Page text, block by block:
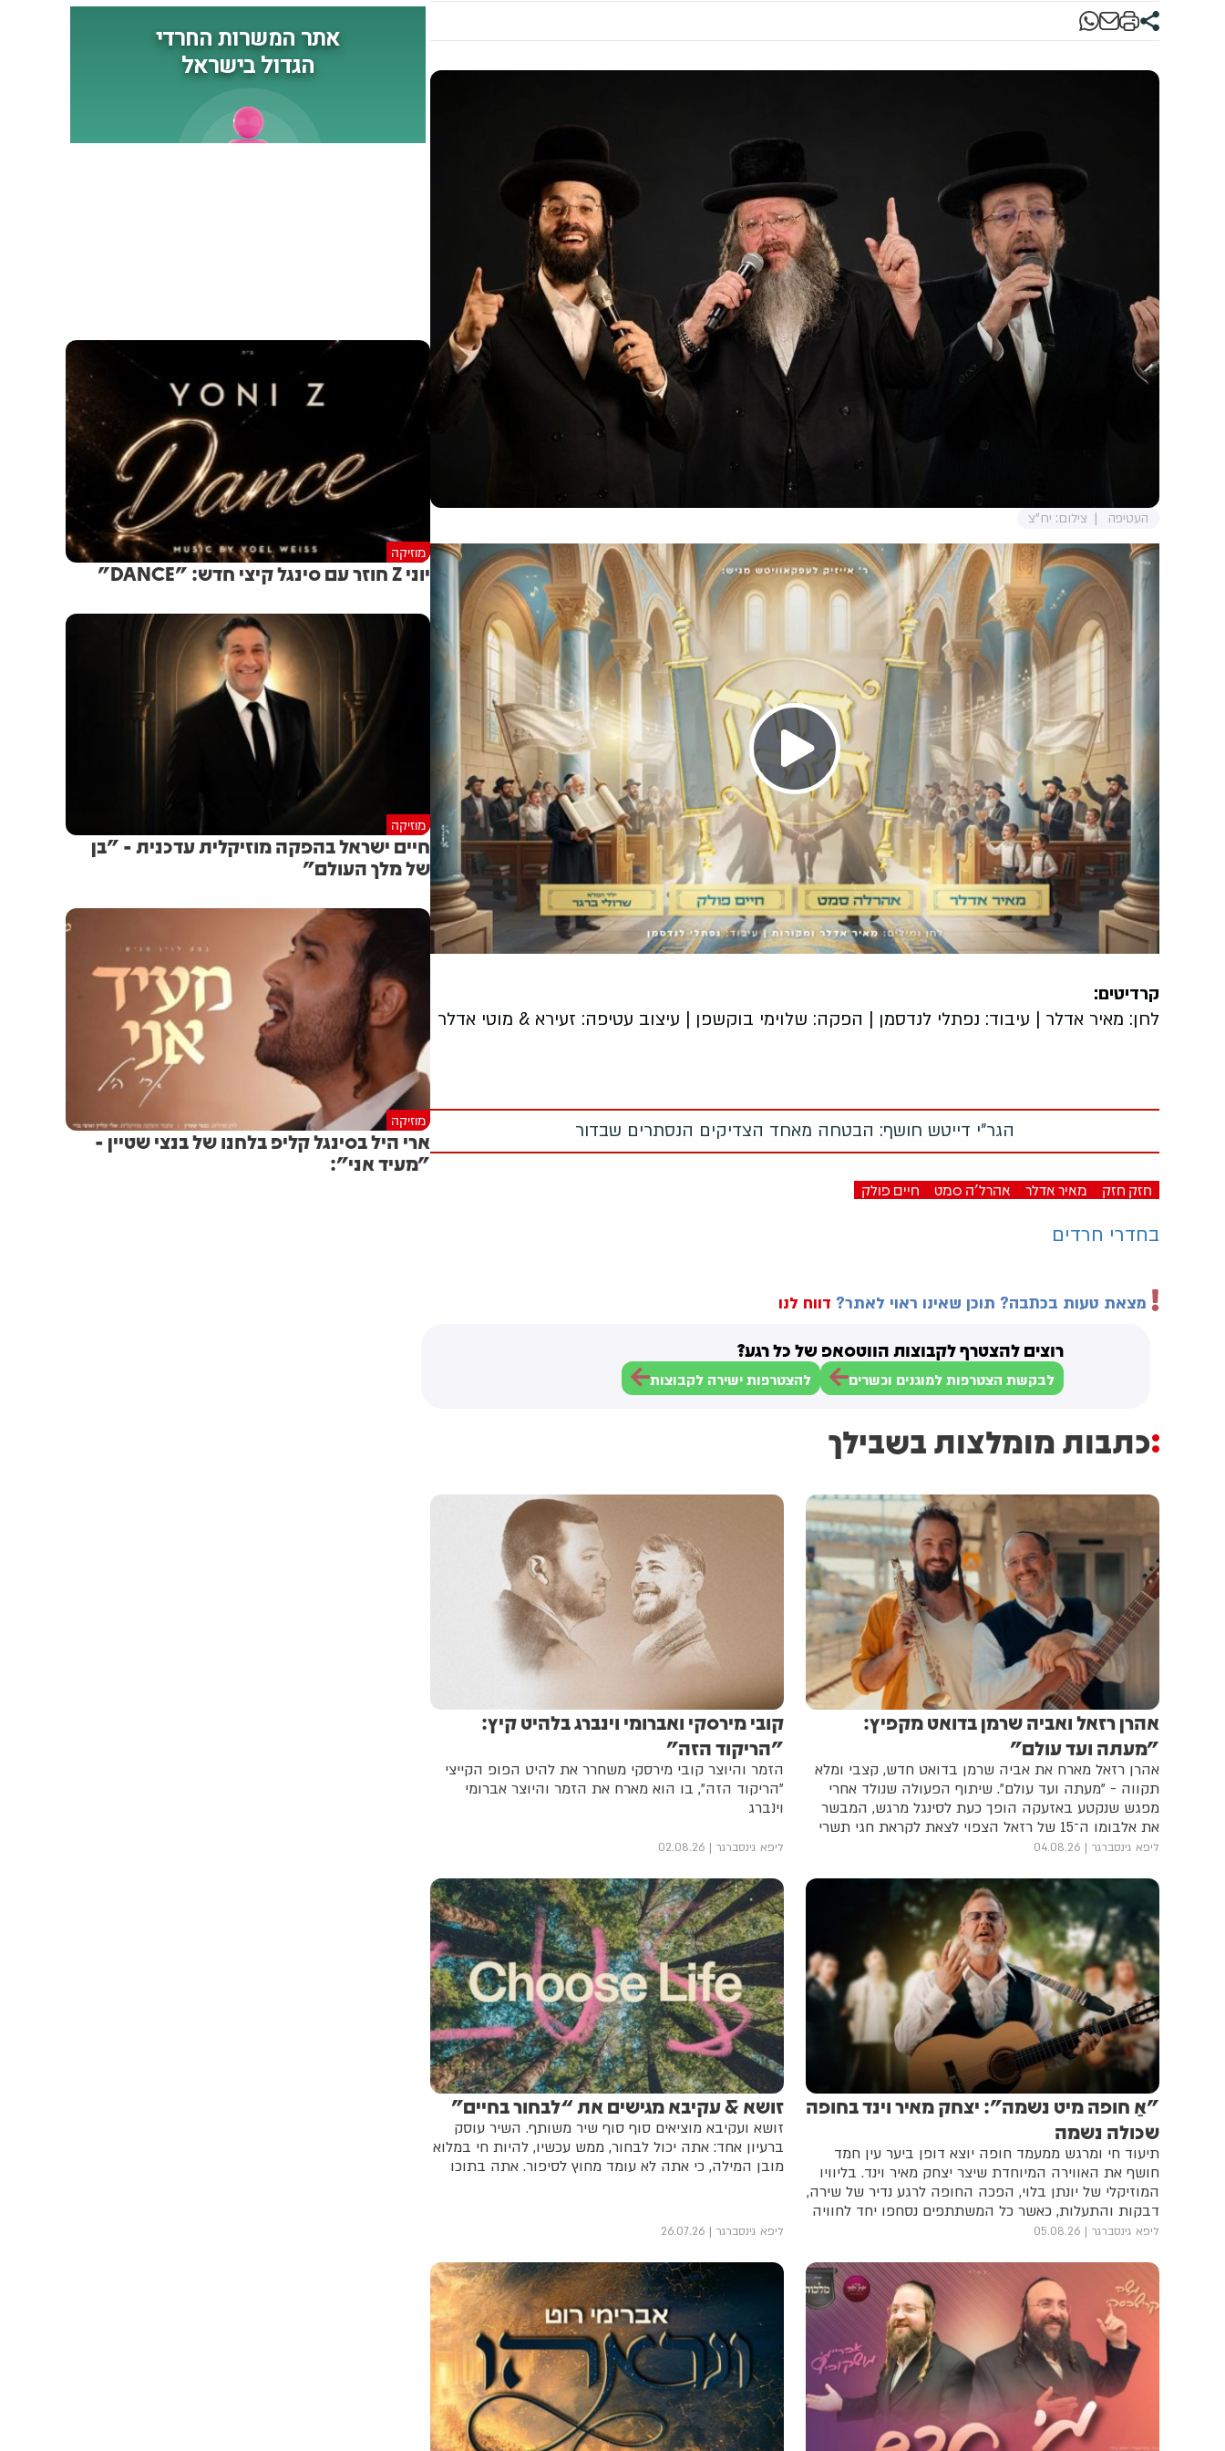
העטיפה צילום: יח"צ
Play
Video
קרדיטים:
לחן: מאיר אדלר | עיבוד: נפתלי לנדסמן | הפקה: שלוימי בוקשפן | עיצוב עטיפה: זעירא & מוטי אדלר
הגר"י דייטש חושף: הבטחה מאחד הצדיקים הנסתרים שבדור
חזק חזק מאיר אדלר אהרל'ה סמט חיים פולק
בחדרי חרדים
מצאת טעות בכתבה? תוכן שאינו ראוי לאתר? דווח לנו
רוצים להצטרף לקבוצות הווטסאפ של כל רגע?
לבקשת הצטרפות למוגנים וכשרים להצטרפות ישירה לקבוצות
כתבות מומלצות בשבילך
אהרן רזאל ואביה שרמן בדואט מקפיץ:
"מעתה ועד עולם"
אהרן רזאל מארח את אביה שרמן בדואט חדש, קצבי ומלא
תקווה - "מעתה ועד עולם". שיתוף הפעולה שנולד אחרי
מפגש שנקטע באזעקה הופך כעת לסינגל מרגש, המבשר
את אלבומו ה־15 של רזאל הצפוי לצאת לקראת חגי תשרי
ליפא גינסברגר 04.08.26
קובי מירסקי ואברומי וינברג בלהיט קיץ:
"הריקוד הזה"
הזמר והיוצר קובי מירסקי משחרר את להיט הפופ הקייצי
"הריקוד הזה", בו הוא מארח את הזמר והיוצר אברומי
וינברג
ליפא גינסברגר 02.08.26
"אַ חופה מיט נשמה": יצחק מאיר וינד בחופה
שכולה נשמה
תיעוד חי ומרגש ממעמד חופה יוצא דופן ביער עין חמד
חושף את האווירה המיוחדת שיצר יצחק מאיר וינד. בליוויו
המוזיקלי של יונתן בלוי, הפכה החופה לרגע נדיר של שירה,
דבקות והתעלות, כאשר כל המשתתפים נסחפו יחד לחוויה
רוחנית בלתי נשכחת
ליפא גינסברגר 05.08.26
זושא & עקיבא מגישים את ​​“לבחור בחיים”
זושא ועקיבא מוציאים סוף סוף שיר משותף. השיר עוסק
ברעיון אחד: אתה יכול לבחור, ממש עכשיו, להיות חי במלוא
מובן המילה, כי אתה לא עומד מחוץ לסיפור. אתה בתוכו
ליפא גינסברגר 26.07.26
מוזיקה
יוני Z חוזר עם סינגל קיצי חדש: "DANCE"
מוזיקה
חיים ישראל בהפקה מוזיקלית עדכנית - "בן
של מלך העולם"
מוזיקה
ארי היל בסינגל קליפ בלחנו של בנצי שטיין -
"מעיד אני":